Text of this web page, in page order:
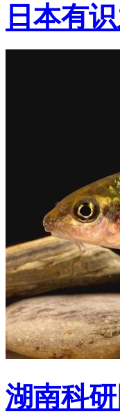
日本有
湖南科